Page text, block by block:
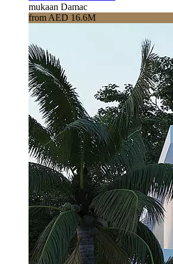
mukaan Damac
from AED 16.6M